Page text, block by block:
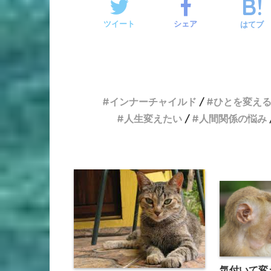
ツイート シェア はてブ
インナーチャイルド
ひとを変え
人生変えたい
人間関係の悩み